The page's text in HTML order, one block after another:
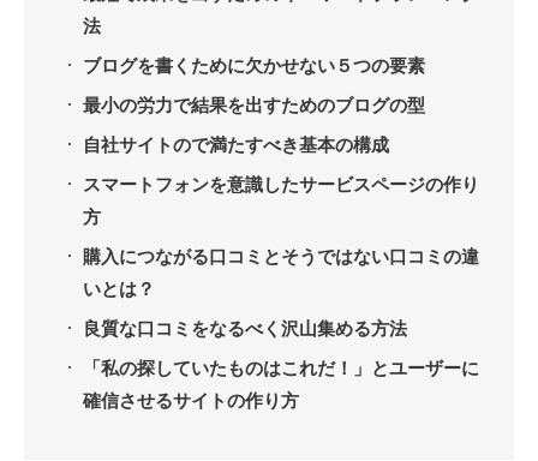
法
ブログを書くために欠かせない５つの要素
最小の労力で結果を出すためのブログの型
自社サイトので満たすべき基本の構成
スマートフォンを意識したサービスページの作り
方
購入につながる口コミとそうではない口コミの違
いとは？
良質な口コミをなるべく沢山集める方法
「私の探していたものはこれだ！」とユーザーに
確信させるサイトの作り方